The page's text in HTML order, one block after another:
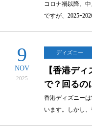
コロナ禍以降、
ですが、2025ｰ
9
NOV
2025
ディズニー
【香港デ
で？回るの
香港ディズニー
います。しかし